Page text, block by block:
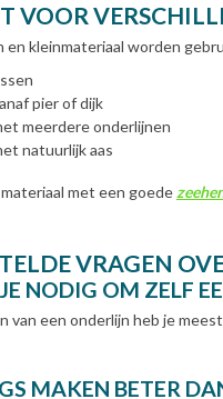
VOOR
en kleinmateriaal worden
pier of dijk
meerdere onderlijnen
natuurlijk aas
met een goede
VRAGEN
NODIG OM ZELF
van een onderlijn heb je
MAKEN BETER